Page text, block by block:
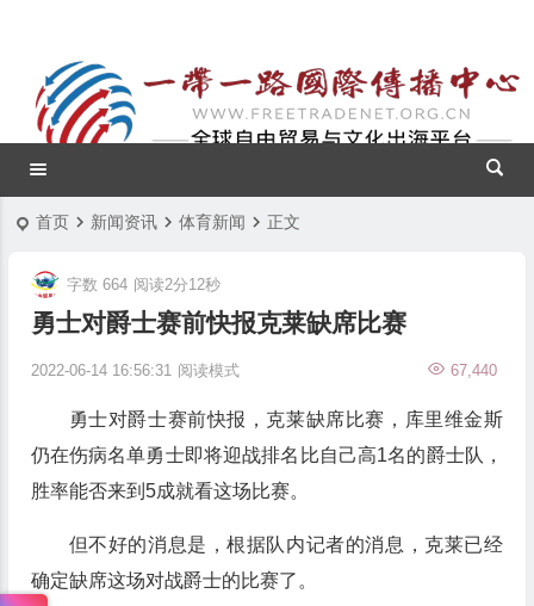
首页 新闻资讯 体育新闻 正文
勇士对爵士赛前快报克莱缺席比赛
2022-06-14 16:56:31 67,440
字数 664 阅读2分12秒
阅读模式
勇士对爵士赛前快报，克莱缺席比赛，库里维金斯
仍在伤病名单勇士即将迎战排名比自己高1名的爵士队，
胜率能否来到5成就看这场比赛。
但不好的消息是，根据队内记者的消息，克莱已经
确定缺席这场对战爵士的比赛了。